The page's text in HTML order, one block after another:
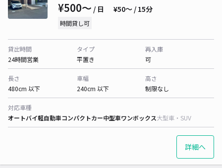
¥500〜 / 日 ¥50〜 / 15分
時間貸し可
貸出時間
24時間営業
タイプ
平置き
再入庫
可
長さ
480cm 以下
車幅
240cm 以下
高さ
制限なし
対応車種
オートバイ軽自動車コンパクトカー中型車ワンボックス大型車・SUV
詳細へ